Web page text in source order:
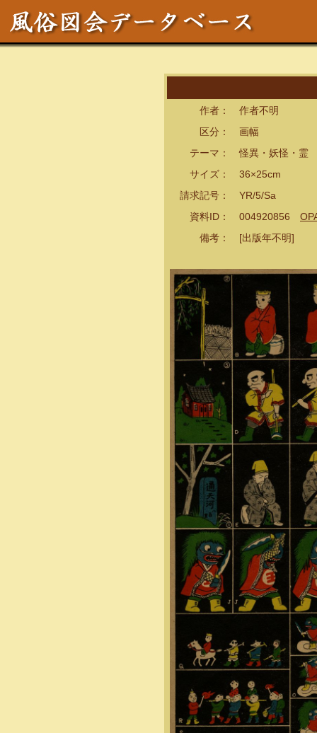
作者： 作者不明
区分： 画幅
テーマ： 怪異・妖怪・霊
サイズ： 36×25cm
請求記号： YR/5/Sa
資料ID： 004920856
備考： [出版年不明]